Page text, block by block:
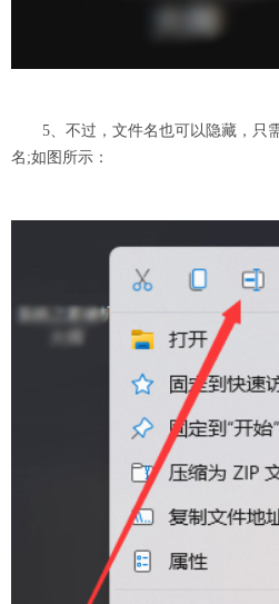
5、不过，文件名也可以隐藏，只
名;如图所示：